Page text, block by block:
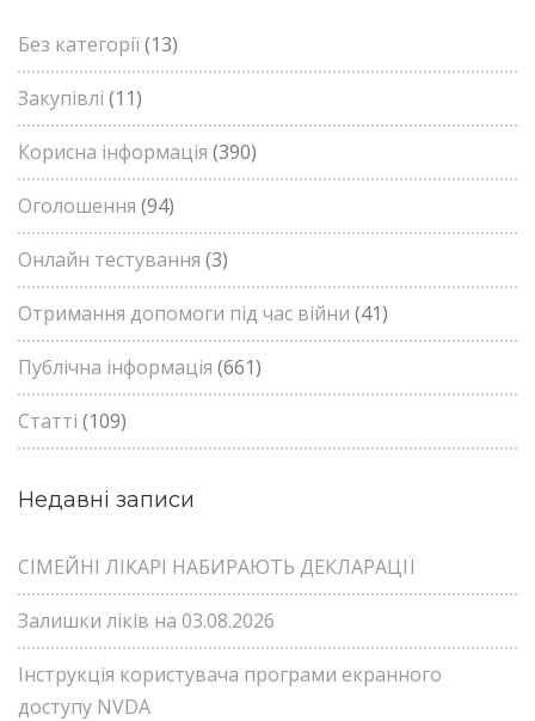
Без категорії(13)
Закупівлі (11)
Корисна інформація (390)
Оголошення (94)
Онлайн тестування (3)
Отримання допомоги під час війни (41)
Публічна інформація (661)
Статті (109)
Недавні записи
СІМЕЙНІ ЛІКАРІ НАБИРАЮТЬ ДЕКЛАРАЦІЇ
Залишки ліків на 03.08.2026
Інструкція користувача програми екранного
доступу NVDA